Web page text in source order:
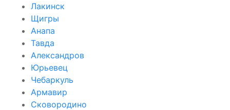
Лакинск
Щигры
Анапа
Тавда
Александров
Юрьевец
Чебаркуль
Армавир
Сковородино